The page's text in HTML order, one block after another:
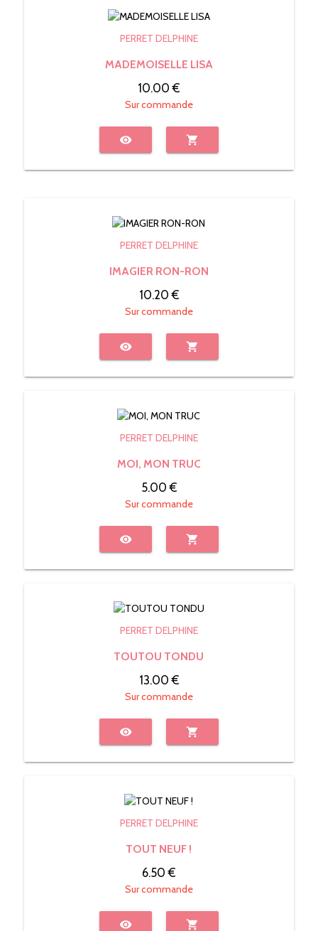
PERRET DELPHINE
MADEMOISELLE LISA
10.00 €
Sur commande
visibility shopping_cart
PERRET DELPHINE
IMAGIER RON-RON
10.20 €
Sur commande
visibility shopping_cart
PERRET DELPHINE
MOI, MON TRUC
5.00 €
Sur commande
visibility shopping_cart
PERRET DELPHINE
TOUTOU TONDU
13.00 €
Sur commande
visibility shopping_cart
PERRET DELPHINE
TOUT NEUF !
6.50 €
Sur commande
visibility shopping_cart